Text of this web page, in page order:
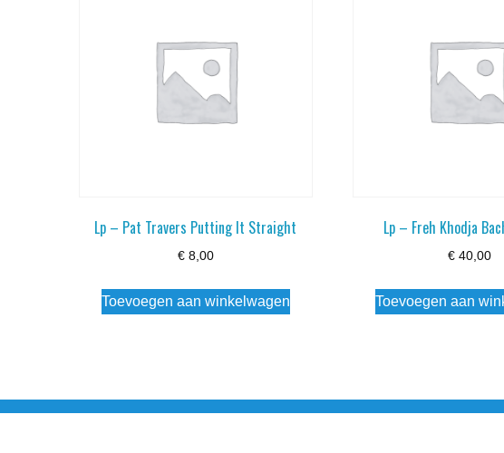
Lp – Pat Travers Putting It Straight
€8,00
Toevoegen aan winkelwagen
Lp – Freh Khodja
€ 40,00
Toevoegen aan